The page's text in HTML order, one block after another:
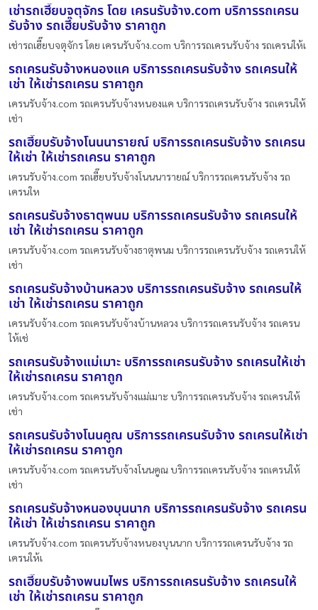
เช่ารถเฮี๊ยบจตุจักร โดย เครนรับจ้าง.com บริการรถเครน
รับจ้าง รถเฮี๊ยบรับจ้าง ราคาถูก
เช่ารถเฮี๊ยบจตุจักร โดย เครนรับจ้าง.com บริการรถเครนรับจ้าง รถเครนให้เ
รถเครนรับจ้างหนองแค บริการรถเครนรับจ้าง รถเครนให้
เช่า ให้เช่ารถเครน ราคาถูก
เครนรับจ้าง.com รถเครนรับจ้างหนองแค บริการรถเครนรับจ้าง รถเครนให้
เช่า
รถเฮี๊ยบรับจ้างโนนนารายณ์ บริการรถเครนรับจ้าง รถเครน
ให้เช่า ให้เช่ารถเครน ราคาถูก
เครนรับจ้าง.com รถเฮี๊ยบรับจ้างโนนนารายณ์ บริการรถเครนรับจ้าง รถ
เครนให
รถเครนรับจ้างธาตุพนม บริการรถเครนรับจ้าง รถเครนให้
เช่า ให้เช่ารถเครน ราคาถูก
เครนรับจ้าง.com รถเครนรับจ้างธาตุพนม บริการรถเครนรับจ้าง รถเครนให้
เช่า
รถเครนรับจ้างบ้านหลวง บริการรถเครนรับจ้าง รถเครนให้
เช่า ให้เช่ารถเครน ราคาถูก
เครนรับจ้าง.com รถเครนรับจ้างบ้านหลวง บริการรถเครนรับจ้าง รถเครน
ให้เช่
รถเครนรับจ้างแม่เมาะ บริการรถเครนรับจ้าง รถเครนให้เช่า
ให้เช่ารถเครน ราคาถูก
เครนรับจ้าง.com รถเครนรับจ้างแม่เมาะ บริการรถเครนรับจ้าง รถเครนให้
เช่า
รถเครนรับจ้างโนนคูณ บริการรถเครนรับจ้าง รถเครนให้เช่า
ให้เช่ารถเครน ราคาถูก
เครนรับจ้าง.com รถเครนรับจ้างโนนคูณ บริการรถเครนรับจ้าง รถเครนให้
เช่า
รถเครนรับจ้างหนองบุนนาก บริการรถเครนรับจ้าง รถเครน
ให้เช่า ให้เช่ารถเครน ราคาถูก
เครนรับจ้าง.com รถเครนรับจ้างหนองบุนนาก บริการรถเครนรับจ้าง รถ
เครนให้เ
รถเฮี๊ยบรับจ้างพนมไพร บริการรถเครนรับจ้าง รถเครนให้
เช่า ให้เช่ารถเครน ราคาถูก